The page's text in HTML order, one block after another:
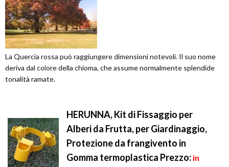
La Quercia rossa può raggiungere dimensioni notevoli. Il suo nome
deriva dal colore della chioma, che assume normalmente splendide
tonalità ramate.
HERUNNA, Kit di Fissaggio per
Alberi da Frutta, per Giardinaggio,
Protezione da frangivento in
Gomma termoplastica Prezzo: in